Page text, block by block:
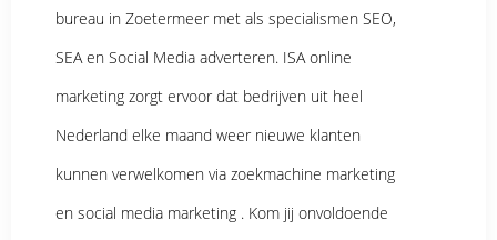
bureau in Zoetermeer met als specialismen SEO,
SEA en Social Media adverteren. ISA online
marketing zorgt ervoor dat bedrijven uit heel
Nederland elke maand weer nieuwe klanten
kunnen verwelkomen via zoekmachine marketing
en social media marketing . Kom jij onvoldoende